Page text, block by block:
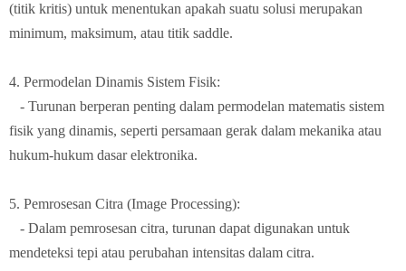
(titik kritis) untuk menentukan apakah suatu solusi merupakan
minimum, maksimum, atau titik saddle.
4. Permodelan Dinamis Sistem Fisik:
- Turunan berperan penting dalam permodelan matematis sistem
fisik yang dinamis, seperti persamaan gerak dalam mekanika atau
hukum-hukum dasar elektronika.
5. Pemrosesan Citra (Image Processing):
- Dalam pemrosesan citra, turunan dapat digunakan untuk
mendeteksi tepi atau perubahan intensitas dalam citra.